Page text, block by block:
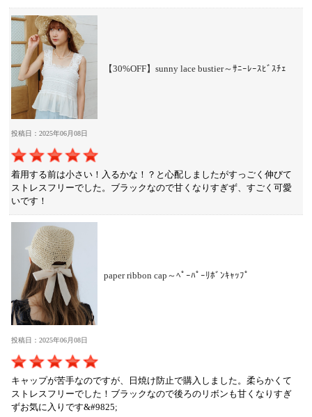
【30%OFF】sunny lace bustier～ｻﾆｰﾚｰｽﾋﾞｽﾁｪ
投稿日：2025年06月08日
着用する前は小さい！入るかな！？と心配しましたがすっごく伸びて
ストレスフリーでした。ブラックなので甘くなりすぎず、すごく可愛
いです！
paper ribbon cap～ﾍﾟｰﾊﾟｰﾘﾎﾞﾝｷｬｯﾌﾟ
投稿日：2025年06月08日
キャップが苦手なのですが、日焼け防止で購入しました。柔らかくて
ストレスフリーでした！ブラックなので後ろのリボンも甘くなりすぎ
ずお気に入りです&#9825;